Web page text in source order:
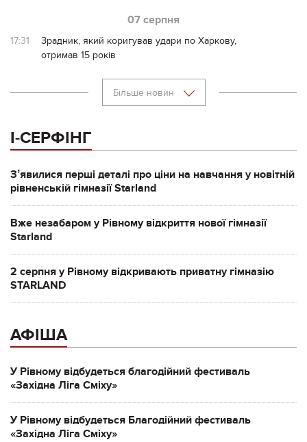
07 серпня
17:31
Зрадник, який коригував удари по Харкову,
отримав 15 років
Більше новин
І-СЕРФІНГ
Зʼявилися перші деталі про ціни на навчання у новітній
рівненській гімназії Starland
Вже незабаром у Рівному відкриття нової гімназії
Starland
2 серпня у Рівному відкривають приватну гімназію
STARLAND
АФІША
У Рівному відбудеться благодійний фестиваль
«Західна Ліга Сміху»
У Рівному відбудеться Благодійний фестиваль
«Західна Ліга Сміху»